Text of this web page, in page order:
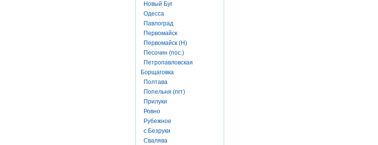
Новый Буг
Одесса
Павлоград
Первомайск
Первомайск (Н)
Песочин (пос.)
Петропавловская
Борщаговка
Полтава
Попельня (пгт)
Прилуки
Ровно
Рубежное
с.Безруки
Свалява